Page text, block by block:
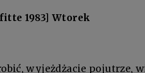
1983] Wtorek
wyjeżdżacie pojutrze,